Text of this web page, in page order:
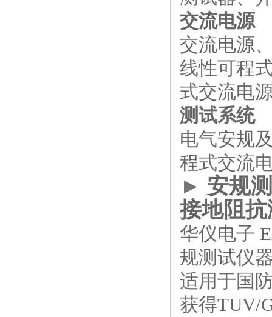
交流电源
交流电源
线性可程
式交流电
测试系统
电气安规
程式交流
► 安规
接地阻
华仪电子
规测试仪
适用于国
获得TUV/